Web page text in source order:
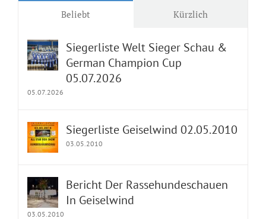
Beliebt Kürzlich
Siegerliste Welt Sieger Schau &
German Champion Cup
05.07.2026
05.07.2026
Siegerliste Geiselwind 02.05.2010
03.05.2010
Bericht Der Rassehundeschauen
In Geiselwind
03.05.2010